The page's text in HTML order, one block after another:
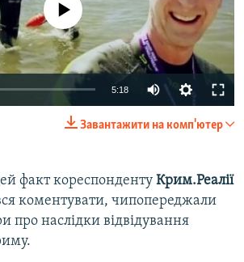
5:18
Завантажити на комп'ютер
факт кореспонденту Крим.Реалії
коментувати, чипопереджали
про наслідки відвідування